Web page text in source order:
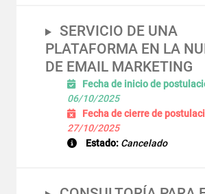
SERVICIO DE UNA
PLATAFORMA EN LA
DE EMAIL MARKETING
Fecha de inicio de
06/10/2025
Fecha de cierre de
27/10/2025
Estado: Cancelado